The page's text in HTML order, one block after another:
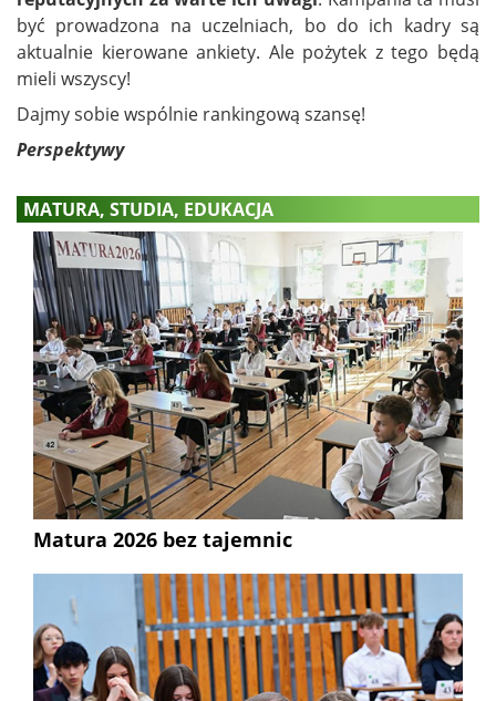
być prowadzona na uczelniach, bo do ich kadry są
aktualnie kierowane ankiety. Ale pożytek z tego będą
mieli wszyscy!
Dajmy sobie wspólnie rankingową szansę!
Perspektywy
MATURA, STUDIA, EDUKACJA
Matura 2026 bez tajemnic